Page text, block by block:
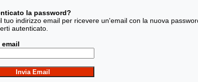
la password?
tuo indirizzo email per ricevere un'email con la nuova
autenticato.
email